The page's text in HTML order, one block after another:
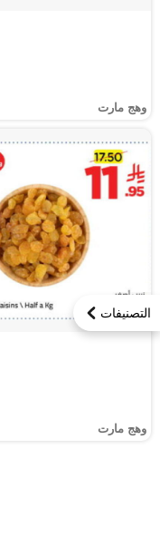
التصنيفات
وهج مارت
وهج مارت